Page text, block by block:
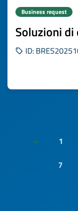
Business request
Soluzioni
ID:
« 1
7